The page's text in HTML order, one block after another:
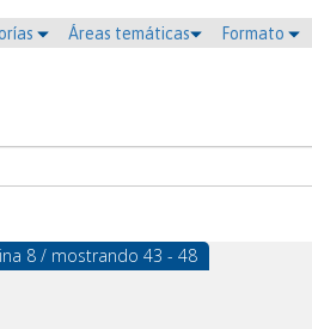
Áreas temáticas Formato
8 / mostrando 43 - 48